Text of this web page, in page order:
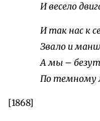
И весело
И так нас к
Звало и
А мы –
По темному
[1868]